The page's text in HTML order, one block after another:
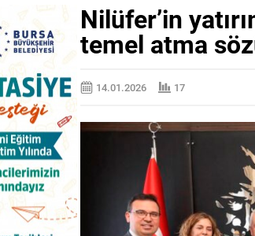
Nilüfer’in
temel atma
14.01.2026 17